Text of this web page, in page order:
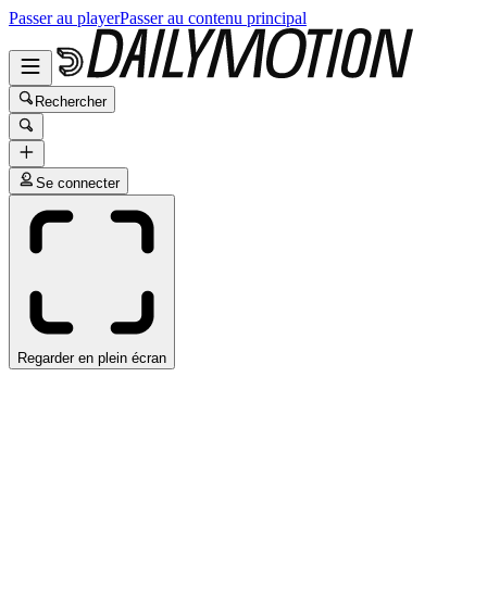
Passer au playerPasser au contenu principal
Rechercher
Se connecter
Regarder en plein écran